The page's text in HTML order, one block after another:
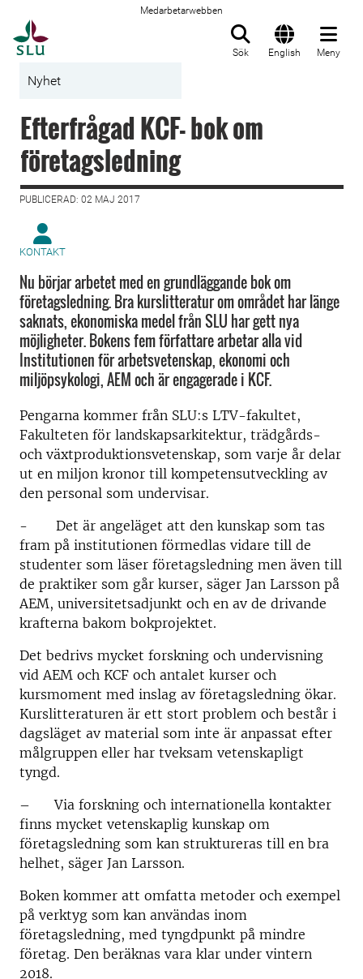
Medarbetarwebben
Sök English Meny
Nyhet
Efterfrågad KCF- bok om
företagsledning
PUBLICERAD: 02 MAJ 2017
KONTAKT
Nu börjar arbetet med en grundläggande bok om
företagsledning. Bra kurslitteratur om området har länge
saknats, ekonomiska medel från SLU har gett nya
möjligheter. Bokens fem författare arbetar alla vid
Institutionen för arbetsvetenskap, ekonomi och
miljöpsykologi, AEM och är engagerade i KCF.
Pengarna kommer från SLU:s LTV-fakultet,
Fakulteten för landskapsarkitektur, trädgårds-
och växtproduktionsvetenskap, som varje år delar
ut en miljon kronor till kompetensutveckling av
den personal som undervisar.
- Det är angeläget att den kunskap som tas
fram på institutionen förmedlas vidare till de
studenter som läser företagsledning men även till
de praktiker som går kurser, säger Jan Larsson på
AEM, universitetsadjunkt och en av de drivande
krafterna bakom bokprojektet.
Det bedrivs mycket forskning och undervisning
vid AEM och KCF och antalet kurser och
kursmoment med inslag av företagsledning ökar.
Kurslitteraturen är ett stort problem och består i
dagsläget av material som inte är anpassat efter
målgruppen eller har tveksam vetenskapligt
tyngd.
– Via forskning och internationella kontakter
finns mycket vetenskaplig kunskap om
företagsledning som kan struktureras till en bra
helhet, säger Jan Larsson.
Boken kommer att omfatta metoder och exempel
på verktyg som kan användas inom
företagsledning, med tyngdpunkt på mindre
företag. Den beräknas vara klar under vintern
2018.